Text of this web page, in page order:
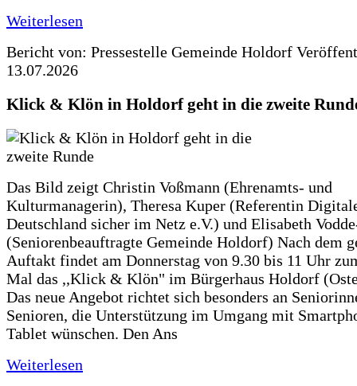
Weiterlesen
Bericht von: Pressestelle Gemeinde Holdorf
13.07.2026
Klick & Klön in Holdorf geht in die zweite
Das Bild zeigt Christin Voßmann (Ehrenamts- und
Kulturmanagerin), Theresa Kuper (Referentin
Deutschland sicher im Netz e.V.) und Elisabeth
(Seniorenbeauftragte Gemeinde Holdorf) Nach dem
Auftakt findet am Donnerstag von 9.30 bis 11 Uhr
Mal das ,,Klick & Klön" im Bürgerhaus Holdorf
Das neue Angebot richtet sich besonders an
Senioren, die Unterstützung im Umgang mit
Tablet wünschen. Den Ans
Weiterlesen